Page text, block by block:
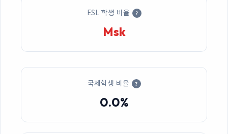
ESL 학생 비율 ?
Msk
국제학생 비율 ?
0.0%